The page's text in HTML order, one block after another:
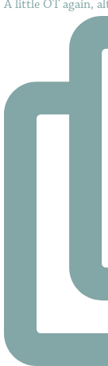
A little OT again,